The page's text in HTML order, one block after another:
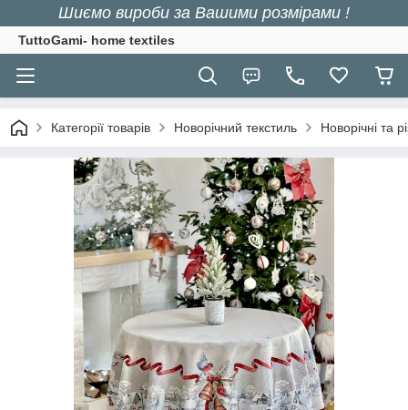
Шиємо вироби за Вашими розмірами !
TuttoGami- home textiles
Категорії товарів Новорічний текстиль Новорічні та